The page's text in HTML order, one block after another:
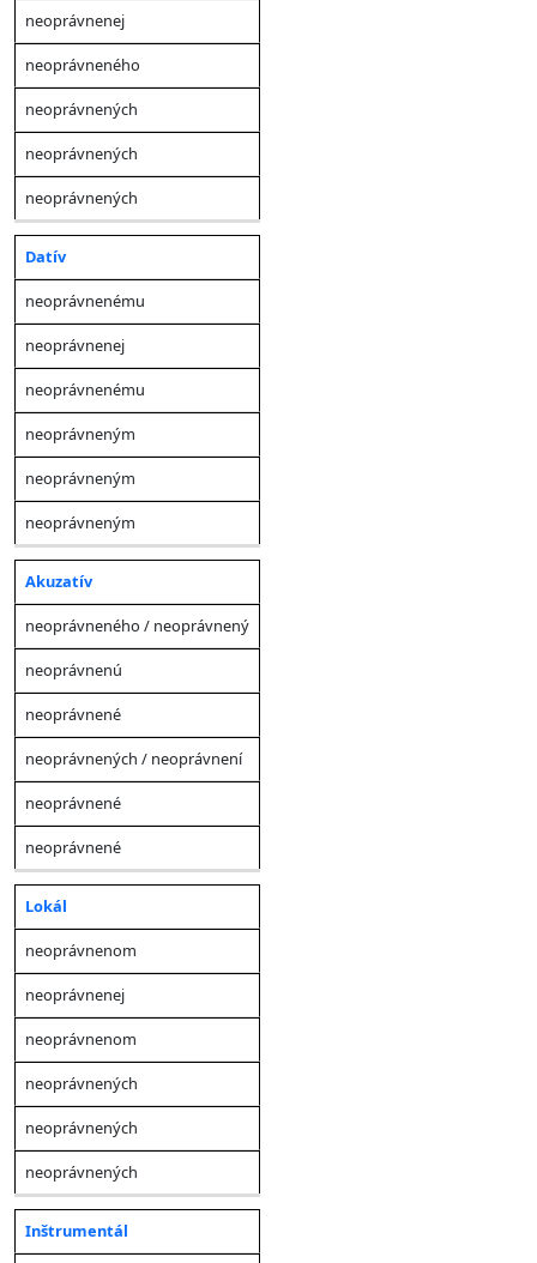
neoprávnenej
neoprávneného
neoprávnených
neoprávnených
neoprávnených
Datív
neoprávnenému
neoprávnenej
neoprávnenému
neoprávneným
neoprávneným
neoprávneným
Akuzatív
neoprávneného / neoprávnený
neoprávnenú
neoprávnené
neoprávnených / neoprávnení
neoprávnené
neoprávnené
Lokál
neoprávnenom
neoprávnenej
neoprávnenom
neoprávnených
neoprávnených
neoprávnených
Inštrumentál